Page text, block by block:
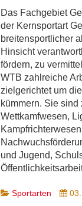
Das Fachgebiet
der Kernsportart
breitensportlicher
Hinsicht
fördern, zu
WTB zahlreiche
zielgerichtet um
kümmern. Sie
Wettkamfwesen,
und Jugend,
Sportarten